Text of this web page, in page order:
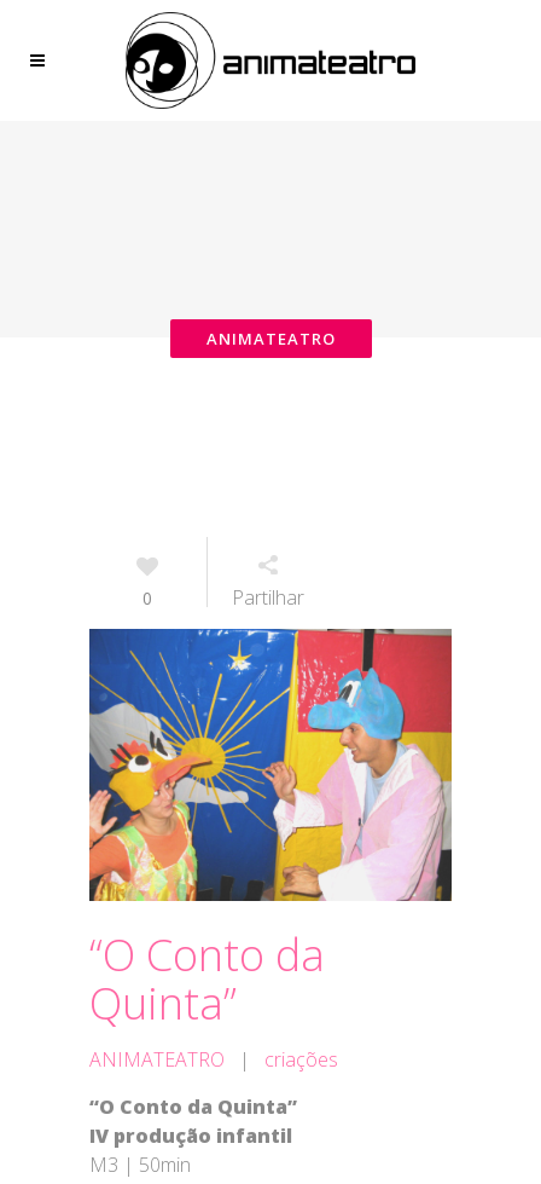
0 Partilhar
“O Conto da
Quinta”
ANIMATEATRO | criações
“O Conto da Quinta”
IV produção infantil
M3 | 50min